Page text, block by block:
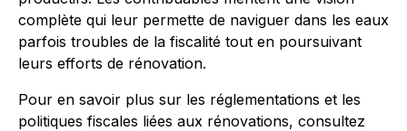
complète qui leur permette de naviguer dans les eaux
parfois troubles de la fiscalité tout en poursuivant
leurs efforts de rénovation.
Pour en savoir plus sur les réglementations et les
politiques fiscales liées aux rénovations, consultez